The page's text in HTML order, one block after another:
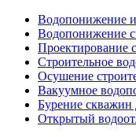
Водопонижение
Водопонижение
Проектирование
Строительное
Осушение
Вакуумное
Бурение
Открытый